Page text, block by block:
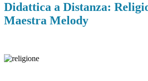
Didattica a Distanza:
Maestra Melody